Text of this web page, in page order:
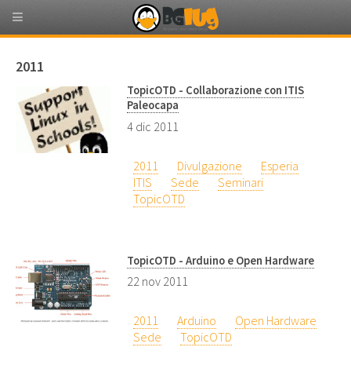
2011
TopicOTD - Collaborazione con ITIS
Paleocapa
4 dic 2011
2011 Divulgazione
Esperia
ITIS
Sede
Seminari
TopicOTD
TopicOTD - Arduino e Open Hardware
22 nov 2011
2011 Arduino
Open Hardware
Sede
TopicOTD